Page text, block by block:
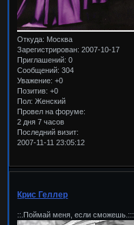
Откуда: Москва
Зарегистрирован: 2007-10-17
Приглашений: 0
Сообщений: 304
Уважение: +0
Позитив: +0
Пол: Женский
Провел на форуме:
2 дня 7 часов
Последний визит:
2007-11-11 23:05:12
Крис Геллер
::.Поймай меня, если сможешь.:::